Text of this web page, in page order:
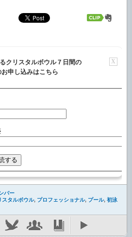
X
クリスタルボウル７日間の
申し込みはこちら
バー
スタルボウル, プロフェッショナル, プール, 初泳